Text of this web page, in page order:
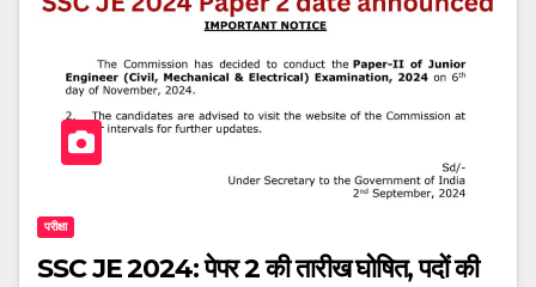
परीक्षा
SSC JE 2024: पेपर 2 की तारीख घोषित, पदों की